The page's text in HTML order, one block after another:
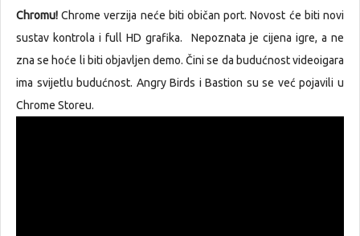
Chromu!Chrome verzija neće biti običan port. Novost će biti novi
sustav kontrola i full HD grafika. Nepoznata je cijena igre, a ne
zna se hoće li biti objavljen demo. Čini se da budućnost videoigara
ima svijetlu budućnost. Angry Birds i Bastion su se već pojavili u
Chrome Storeu.